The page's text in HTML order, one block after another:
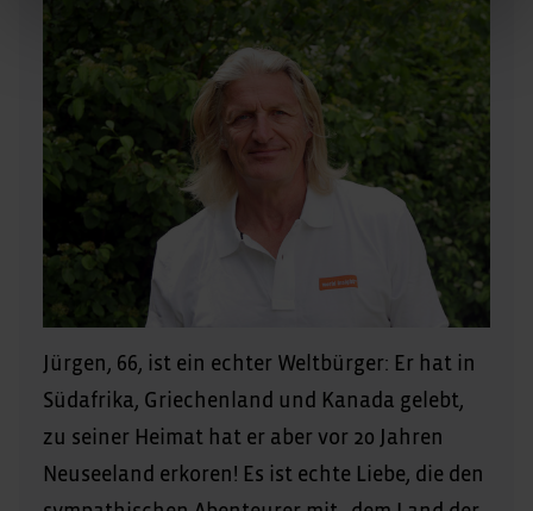
Jürgen, 66, ist ein echter Weltbürger: Er hat in
Südafrika, Griechenland und Kanada gelebt,
zu seiner Heimat hat er aber vor 20 Jahren
Neuseeland erkoren! Es ist echte Liebe, die den